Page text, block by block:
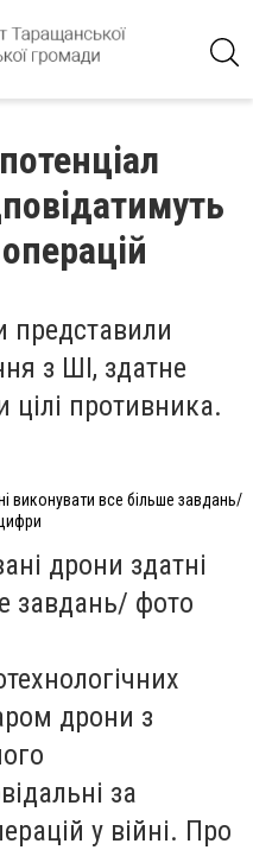
представили
з ШІ, здатне
цілі противника.
виконувати все більше завдань/
дрони здатні
завдань/ фото
дрони з
за
у війні. Про